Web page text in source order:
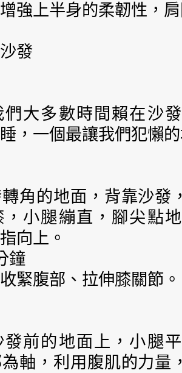
強上半身的柔韌性，
發
們大多數時間賴在沙
，一個最讓我們犯懶
角的地面，背靠沙發
，小腿繃直，腳尖點
向上。
鐘
緊腹部、拉伸膝關節。
發前的地面上，小腿
軸，利用腹肌的力量